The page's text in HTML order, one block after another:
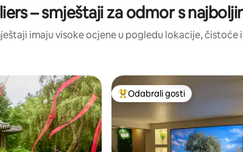
– smještaji za odmor s
imaju visoke ocjene u pogledu lokacije, čistoće
Među najviše rangiranima s
Odabrali gosti